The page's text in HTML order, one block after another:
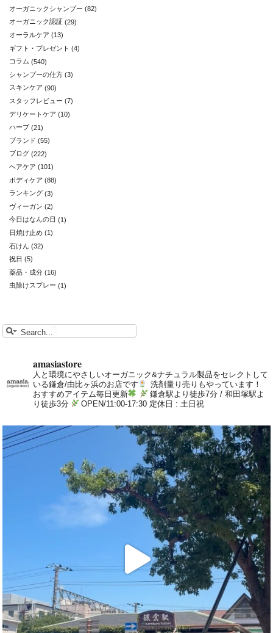
オーガニックシャンプー (82)
オーガニック認証 (29)
オーラルケア (13)
ギフト・プレゼント (4)
コラム (540)
シャンプーの仕方 (3)
スキンケア (90)
スタッフレビュー (7)
デリケートケア (10)
ハーブ (21)
ブランド (55)
ブログ (222)
ヘアケア (101)
ボディケア (88)
ランキング (3)
ヴィーガン (2)
今日はなんの日 (1)
日焼け止め (1)
石けん (32)
祝日 (5)
薬品・成分 (16)
虫除けスプレー (1)
amasiastore
人と環境にやさしいオーガニック&ナチュラル製品をセレクトして
いる鎌倉/由比ヶ浜のお店です
洗剤量り売りもやっています！
おすすめアイテム毎日更新
鎌倉駅より徒歩7分 / 和田塚駅よ
り徒歩3分
OPEN/11:00-17:30 定休日 : 土日祝